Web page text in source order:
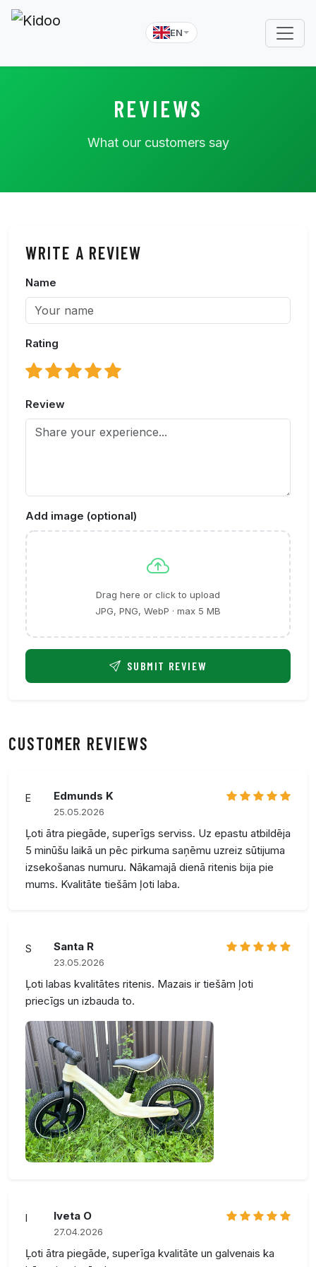
EN
REVIEWS
What our customers say
WRITE A REVIEW
Name
Rating
Review
Add image (optional)
Drag here or click to upload
JPG, PNG, WebP · max 5 MB
SUBMIT REVIEW
CUSTOMER REVIEWS
E Edmunds K
25.05.2026
Ļoti ātra piegāde, superīgs serviss. Uz epastu atbildēja
5 minūšu laikā un pēc pirkuma saņēmu uzreiz sūtijuma
izsekošanas numuru. Nākamajā dienā ritenis bija pie
mums. Kvalitāte tiešām ļoti laba.
S Santa R
23.05.2026
Ļoti labas kvalitātes ritenis. Mazais ir tiešām ļoti
priecīgs un izbauda to.
I Iveta O
27.04.2026
Ļoti ātra piegāde, superīga kvalitāte un galvenais ka